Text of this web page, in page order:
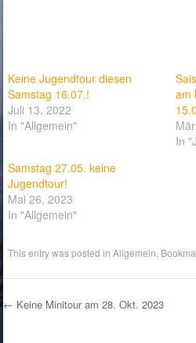
Keine Jugendtour diesen
Samstag 16.07.!
Juli 13, 2022
In "Allgemein"
am
In
Samstag 27.05. keine
Jugendtour!
Mai 26, 2023
In "Allgemein"
This entry was posted inAllgemein .
← Keine Minitour am 28. Okt. 2023